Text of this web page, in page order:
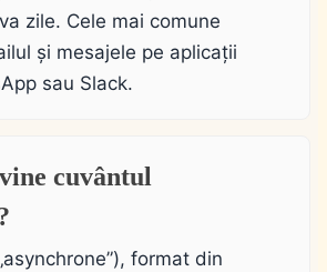
zile. Cele mai comune
și mesajele pe aplicații
sau Slack.
cuvântul
format din